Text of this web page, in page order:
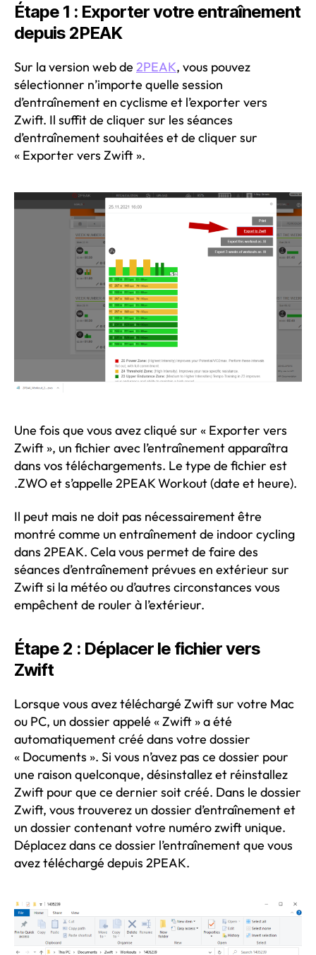
Étape 1 : Exporter votre entraînement
depuis 2PEAK
Sur la version web de 2PEAK, vous pouvez
sélectionner n’importe quelle session
d’entraînement en cyclisme et l’exporter vers
Zwift. Il suffit de cliquer sur les séances
d’entraînement souhaitées et de cliquer sur
« Exporter vers Zwift ».
Une fois que vous avez cliqué sur « Exporter vers
Zwift », un fichier avec l’entraînement apparaîtra
dans vos téléchargements. Le type de fichier est
.ZWO et s’appelle 2PEAK Workout (date et heure).
Il peut mais ne doit pas nécessairement être
montré comme un entraînement de indoor cycling
dans 2PEAK. Cela vous permet de faire des
séances d’entraînement prévues en extérieur sur
Zwift si la météo ou d’autres circonstances vous
empêchent de rouler à l’extérieur.
Étape 2 : Déplacer le fichier vers
Zwift
Lorsque vous avez téléchargé Zwift sur votre Mac
ou PC, un dossier appelé « Zwift » a été
automatiquement créé dans votre dossier
« Documents ». Si vous n’avez pas ce dossier pour
une raison quelconque, désinstallez et réinstallez
Zwift pour que ce dernier soit créé. Dans le dossier
Zwift, vous trouverez un dossier d’entraînement et
un dossier contenant votre numéro zwift unique.
Déplacez dans ce dossier l’entraînement que vous
avez téléchargé depuis 2PEAK.